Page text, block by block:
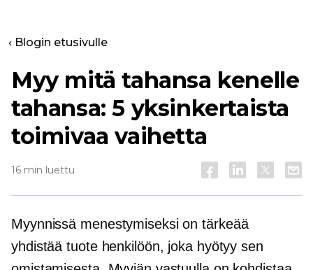
‹ Blogin etusivulle
Myy mitä tahansa kenelle
tahansa: 5 yksinkertaista
toimivaa vaihetta
16 min luettu
Myynnissä menestymiseksi on tärkeää
yhdistää tuote henkilöön, joka hyötyy sen